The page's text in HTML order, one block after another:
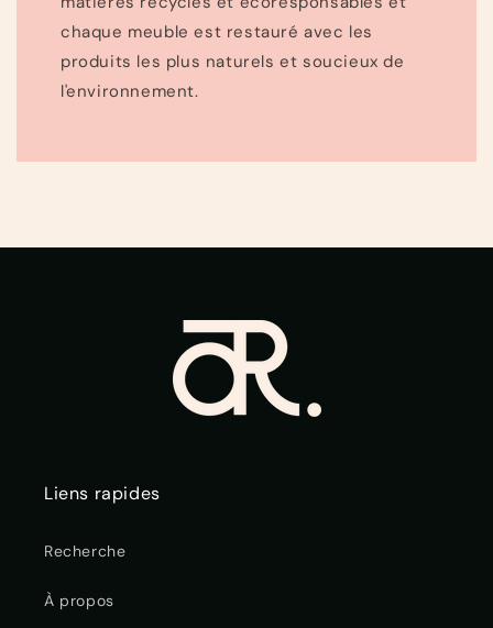
chaque meuble est restauré avec les
produits les plus naturels et soucieux de
l'environnement.
Liens rapides
Recherche
À propos